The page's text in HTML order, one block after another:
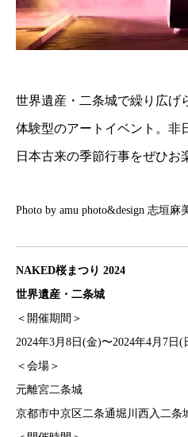
世界遺産・二条城で繰り広げ
体験型のアートイベント。非
日本古来の季節行事をぜひお
Photo by amu photo&design 志垣麻
NAKED桜まつり 2024
世界遺産・二条城
＜開催期間＞
2024年3月8日(金)〜2024年4月7日(
＜会場＞
元離宮二条城
京都市中京区二条通堀川西入二条